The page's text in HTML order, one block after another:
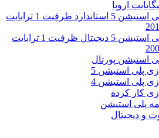
اروپا
پلی استیشن 5 استاندارد ظرفیت 1 ترابایت
پلی استیشن 5 دیجیتال ظرفیت 1 ترابایت
استیشن پورتال
پلی استیشن 5
پلی استیشن 4
کار کرده
پلی استیشن
و دیجیتال